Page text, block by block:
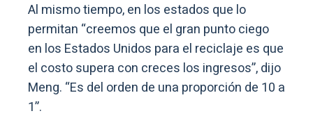
Al mismo tiempo, en los estados que lo
permitan “creemos que el gran punto ciego
en los Estados Unidos para el reciclaje es que
el costo supera con creces los ingresos”, dijo
Meng. “Es del orden de una proporción de 10 a
1”.